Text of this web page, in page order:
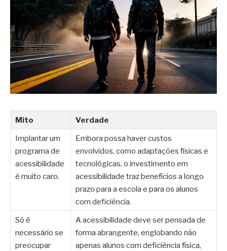
Mito
Verdade
Implantar um
programa de
acessibilidade
é muito caro.
Embora possa haver custos
envolvidos, como adaptações físicas e
tecnológicas, o investimento em
acessibilidade traz benefícios a longo
prazo para a escola e para os alunos
com deficiência.
Só é
necessário se
preocupar
A acessibilidade deve ser pensada de
forma abrangente, englobando não
apenas alunos com deficiência física,